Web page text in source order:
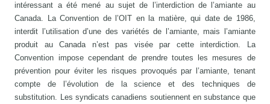
intéressant a été mené au sujet de l’interdiction de l’amiante au
Canada. La Convention de l’OIT en la matière, qui date de 1986,
interdit l’utilisation d’une des variétés de l’amiante, mais l’amiante
produit au Canada n’est pas visée par cette interdiction. La
Convention impose cependant de prendre toutes les mesures de
prévention pour éviter les risques provoqués par l’amiante, tenant
compte de l’évolution de la science et des techniques de
substitution. Les syndicats canadiens soutiennent en substance que